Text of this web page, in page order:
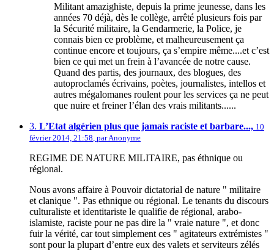
Militant amazighiste, depuis la prime jeunesse, dans les
années 70 déjà, dès le collège, arrêté plusieurs fois par
la Sécurité militaire, la Gendarmerie, la Police, je
connais bien ce problème, et malheureusement ça
continue encore et toujours, ça s’empire même....et c’est
bien ce qui met un frein à l’avancée de notre cause.
Quand des partis, des journaux, des blogues, des
autoproclamés écrivains, poètes, journalistes, intellos et
autres mégalomanes roulent pour les services ça ne peut
que nuire et freiner l’élan des vrais militants......
3. L’Etat algérien plus que jamais raciste et barbare..., 10
février 2014, 21:58 parAnonyme
REGIME DE NATURE MILITAIRE, pas éthnique ou
régional.
Nous avons affaire à Pouvoir dictatorial de nature " militaire
et clanique ". Pas ethnique ou régional. Le tenants du discours
culturaliste et identitariste le qualifie de régional, arabo-
islamiste, raciste pour ne pas dire la " vraie nature ", et donc
fuir la vérité, car tout simplement ces " agitateurs extrémistes "
sont pour la plupart d’entre eux des valets et serviteurs zélés